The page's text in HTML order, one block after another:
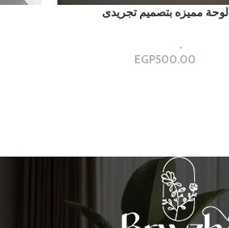
لوحة مميزه بتصميم تجريدى
,
EGP500.00